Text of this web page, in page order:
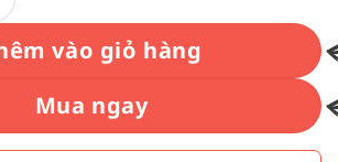
vào giỏ hàng
Mua ngay